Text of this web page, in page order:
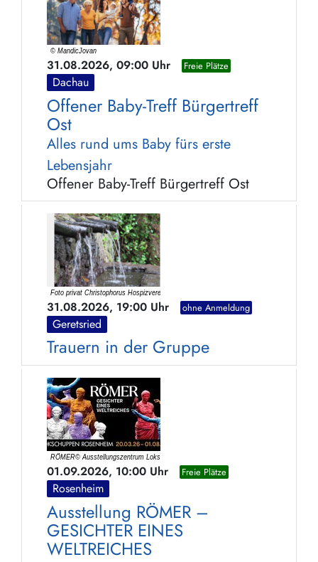
31.08.2026, 09:00 Uhr Freie Plätze
Dachau
Offener Baby-Treff Bürgertreff
Ost
Alles rund ums Baby fürs erste
Lebensjahr
Offener Baby-Treff Bürgertreff Ost
31.08.2026, 19:00 Uhr ohne Anmeldung
Geretsried
Trauern in der Gruppe
01.09.2026, 10:00 Uhr Freie Plätze
Rosenheim
Ausstellung RÖMER –
GESICHTER EINES
WELTREICHES